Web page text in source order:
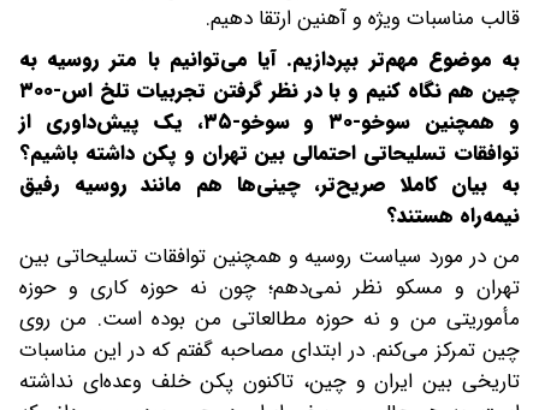
قالب مناسبات ویژه و آهنین ارتقا دهیم.
‌‌به موضوع مهم‌تر بپردازیم. آیا می‌توانیم با متر روسیه به
چین هم نگاه کنیم و با در نظر گرفتن تجربیات تلخ اس-۳۰۰
و همچنین سوخو-۳۰ و سوخو-۳۵، یک پیش‌داوری از
توافقات تسلیحاتی احتمالی بین تهران و پکن داشته باشیم؟
به بیان کاملا صریح‌تر، چینی‌ها هم مانند روسیه رفیق
نیمه‌راه هستند؟
من در مورد سیاست روسیه و همچنین توافقات تسلیحاتی بین
تهران و مسکو نظر نمی‌دهم؛ چون نه حوزه کاری و حوزه
مأموریتی من و نه حوزه مطالعاتی من بوده است. من روی
چین تمرکز می‌کنم. در ابتدای مصاحبه گفتم که در این مناسبات
تاریخی بین ایران و چین، تاکنون پکن خلف وعده‌ای نداشته